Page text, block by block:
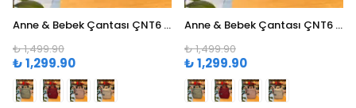
Anne & Bebek Çantası ÇNT6 - Yeşil
₺ 1,499.90
₺ 1,299.90
Anne & Bebek Çantası ÇNT6 - Bordo
₺ 1,499.90
₺ 1,299.90